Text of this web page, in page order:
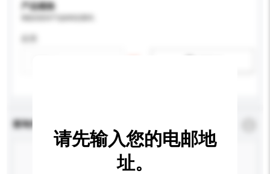
产品规格
查询内容
请先输入您的电邮地
址。